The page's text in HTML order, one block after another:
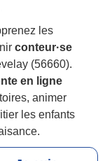
les
conteur·se
(56660).
en ligne
animer
les enfants